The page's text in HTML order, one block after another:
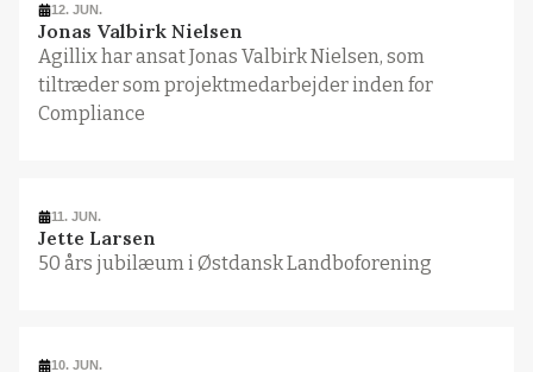
12. JUN.
Jonas Valbirk Nielsen
Agillix har ansat Jonas Valbirk Nielsen, som
tiltræder som projektmedarbejder inden for
Compliance
11. JUN.
Jette Larsen
50 års jubilæum i Østdansk Landboforening
10. JUN.